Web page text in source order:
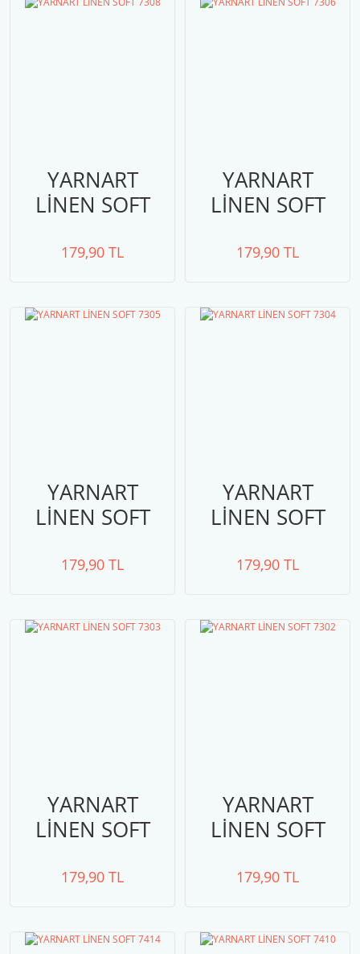
YARNART
LİNEN SOFT
179,90 TL
YARNART
LİNEN SOFT
179,90 TL
YARNART
LİNEN SOFT
179,90 TL
YARNART
LİNEN SOFT
179,90 TL
YARNART
LİNEN SOFT
179,90 TL
YARNART
LİNEN SOFT
179,90 TL